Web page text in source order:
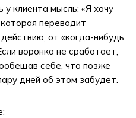
клиента мысль: «Я хочу
переводит
от «когда-нибудь
воронка не сработает,
себе, что позже
дней об этом забудет.